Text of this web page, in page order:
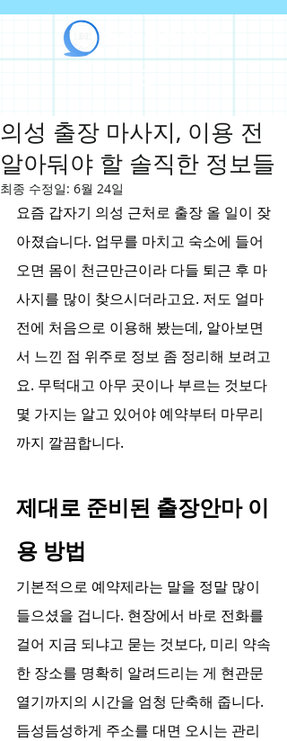
의성 출장 마사지, 이용 전
알아둬야 할 솔직한 정보들
최종 수정일: 6월 24일
요즘 갑자기 의성 근처로 출장 올 일이 잦
아졌습니다. 업무를 마치고 숙소에 들어
오면 몸이 천근만근이라 다들 퇴근 후 마
사지를 많이 찾으시더라고요. 저도 얼마
전에 처음으로 이용해 봤는데, 알아보면
서 느낀 점 위주로 정보 좀 정리해 보려고
요. 무턱대고 아무 곳이나 부르는 것보다
몇 가지는 알고 있어야 예약부터 마무리
까지 깔끔합니다.
제대로 준비된 출장안마 이
용 방법
기본적으로 예약제라는 말을 정말 많이
들으셨을 겁니다. 현장에서 바로 전화를
걸어 지금 되냐고 묻는 것보다, 미리 약속
한 장소를 명확히 알려드리는 게 현관문
열기까지의 시간을 엄청 단축해 줍니다.
듬성듬성하게 주소를 대면 오시는 관리